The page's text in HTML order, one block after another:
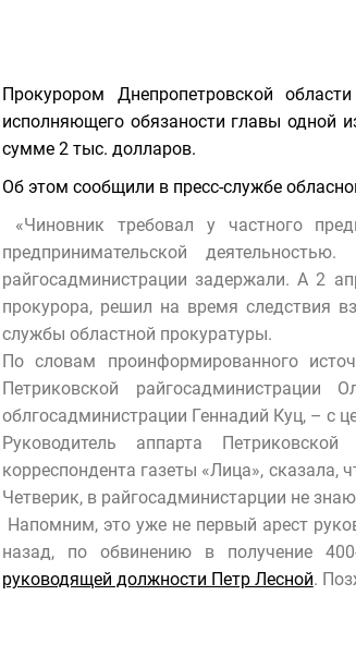
Прокурором Днепропетровской
исполняющего обязаности главы одной
сумме 2 тыс. долларов.
Об этом сообщили в пресс-службе
«Чиновник требовал у частного
предпринимательской
райгосадминистрации задержали. А 2
прокурора, решил на время следствия
службы областной прокуратуры.
По словам проинформированного
Петриковской райгосадминистрации
облгосадминистрации Геннадий Куц, – с
Руководитель аппарта
корреспондента газеты «Лица»,
Четверик, в райгосадминистарции не
Напомним, это уже не первый арест
назад, по обвинению в получение
руководящей должности Петр Лесной.